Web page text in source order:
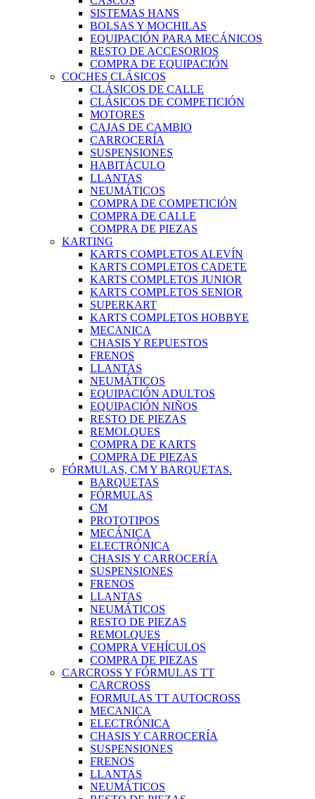
SISTEMAS HANS
BOLSAS Y MOCHILAS
EQUIPACIÓN PARA MECÁNICOS
RESTO DE ACCESORIOS
COMPRA DE EQUIPACIÓN
COCHES CLÁSICOS
CLÁSICOS DE CALLE
CLÁSICOS DE COMPETICIÓN
MOTORES
CAJAS DE CAMBIO
CARROCERÍA
SUSPENSIONES
HABITÁCULO
LLANTAS
NEUMÁTICOS
COMPRA DE COMPETICIÓN
COMPRA DE CALLE
COMPRA DE PIEZAS
KARTING
KARTS COMPLETOS ALEVÍN
KARTS COMPLETOS CADETE
KARTS COMPLETOS JUNIOR
KARTS COMPLETOS SENIOR
SUPERKART
KARTS COMPLETOS HOBBYE
MECANICA
CHASIS Y REPUESTOS
FRENOS
LLANTAS
NEUMÁTICOS
EQUIPACIÓN ADULTOS
EQUIPACIÓN NIÑOS
RESTO DE PIEZAS
REMOLQUES
COMPRA DE KARTS
COMPRA DE PIEZAS
FÓRMULAS, CM Y BARQUETAS.
BARQUETAS
FÓRMULAS
CM
PROTOTIPOS
MECÁNICA
ELECTRÓNICA
CHASIS Y CARROCERÍA
SUSPENSIONES
FRENOS
LLANTAS
NEUMÁTICOS
RESTO DE PIEZAS
REMOLQUES
COMPRA VEHÍCULOS
COMPRA DE PIEZAS
CARCROSS Y FÓRMULAS TT
CARCROSS
FORMULAS TT AUTOCROSS
MECANICA
ELECTRÓNICA
CHASIS Y CARROCERÍA
SUSPENSIONES
FRENOS
LLANTAS
NEUMÁTICOS